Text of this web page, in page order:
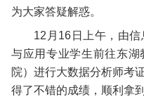
为大家答疑解惑。
12月16日上午，由
与应用专业学生前往东
院）进行大数据分析师考
得了不错的成绩，顺利拿到